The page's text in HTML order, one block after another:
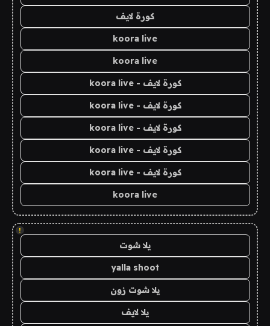
كورة لايف
koora live
koora live
كورة لايف - koora live
كورة لايف - koora live
كورة لايف - koora live
كورة لايف - koora live
كورة لايف - koora live
koora live
!
يلا شوت
yalla shoot
يلا شوت زون
يلا لايف